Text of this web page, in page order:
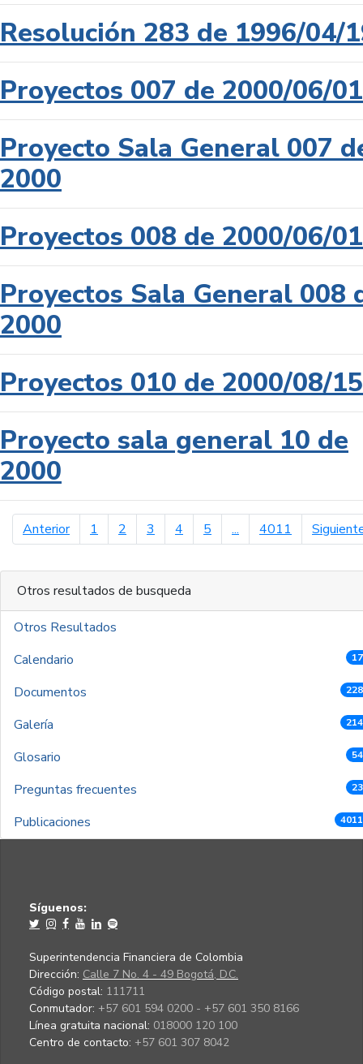
Resolución 283 de 1996/04/
Proyectos 007 de 2000/06/01
Proyecto Sala General 007
2000
Proyectos 008 de 2000/06/01
Proyectos Sala General 008
2000
Proyectos 010 de 2000/08/15
Proyecto sala general 10 de
2000
Anteriorpágina anterior
1 2 3 4 5 ... 4011
Otros resultados de busqueda
Otros Resultados
Calendario
Documentos
Galería
Glosario
Preguntas frecuentes
Publicaciones
Síguenos:
Superintendencia Financiera de Colombia
Dirección: Calle 7 No. 4 - 49 Bogotá, D.C.
Código postal: 111711
Conmutador: +57 601 594 0200 - +57 601 350 8166
Línea gratuita nacional: 018000 120 100
Centro de contacto: +57 601 307 8042